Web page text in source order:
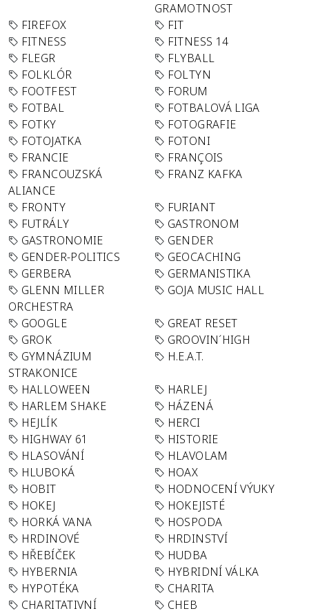
GRAMOTNOST
FIREFOX
FIT
FITNESS
FITNESS 14
FLEGR
FLYBALL
FOLKLÓR
FOLTYN
FOOTFEST
FORUM
FOTBAL
FOTBALOVÁ LIGA
FOTKY
FOTOGRAFIE
FOTOJATKA
FOTONI
FRANCIE
FRANÇOIS
FRANCOUZSKÁ
ALIANCE
FRANZ KAFKA
FRONTY
FURIANT
FUTRÁLY
GASTRONOM
GASTRONOMIE
GENDER
GENDER-POLITICS
GEOCACHING
GERBERA
GERMANISTIKA
GLENN MILLER
ORCHESTRA
GOJA MUSIC HALL
GOOGLE
GREAT RESET
GROK
GROOVIN´HIGH
GYMNÁZIUM
STRAKONICE
H.E.A.T.
HALLOWEEN
HARLEJ
HARLEM SHAKE
HÁZENÁ
HEJLÍK
HERCI
HIGHWAY 61
HISTORIE
HLASOVÁNÍ
HLAVOLAM
HLUBOKÁ
HOAX
HOBIT
HODNOCENÍ VÝUKY
HOKEJ
HOKEJISTÉ
HORKÁ VANA
HOSPODA
HRDINOVÉ
HRDINSTVÍ
HŘEBÍČEK
HUDBA
HYBERNIA
HYBRIDNÍ VÁLKA
HYPOTÉKA
CHARITA
CHARITATIVNÍ
CHEB